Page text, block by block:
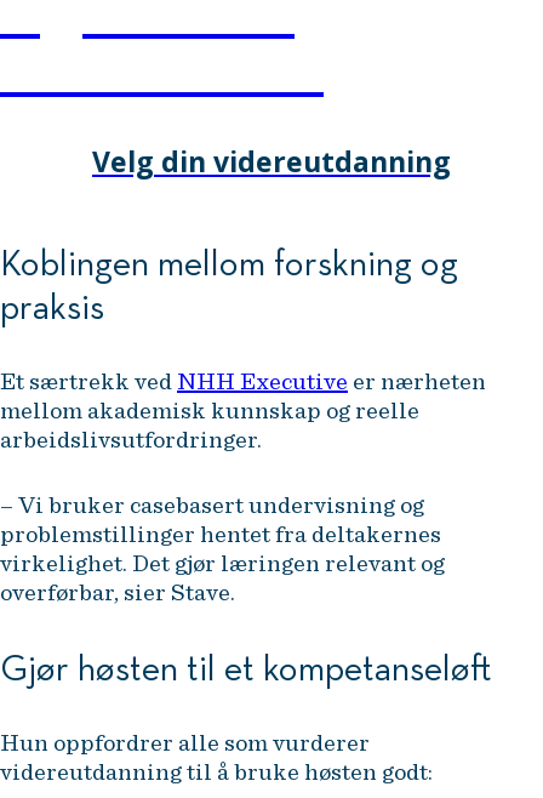
Velg din videreutdanning
Koblingen mellom forskning og
praksis
Et særtrekk ved NHH Executive er nærheten
mellom akademisk kunnskap og reelle
arbeidslivsutfordringer.
– Vi bruker casebasert undervisning og
problemstillinger hentet fra deltakernes
virkelighet. Det gjør læringen relevant og
overførbar, sier Stave.
Gjør høsten til et kompetanseløft
Hun oppfordrer alle som vurderer
videreutdanning til å bruke høsten godt: